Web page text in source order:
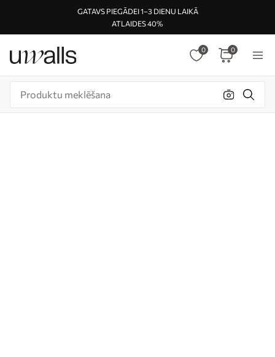
GATAVS PIEGĀDEI 1–3 DIENU LAIKĀ
ATLAIDES 40%
0 0